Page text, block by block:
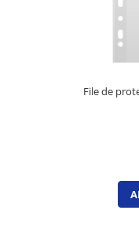
File de